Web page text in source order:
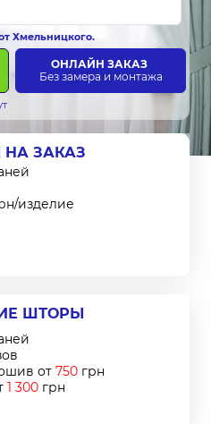
Хмельницкого.
ОНЛАЙН ЗАКАЗ
Без замера и монтажа
ЗАКАЗ
изделие
ШТОРЫ
от 750 грн
1 300 грн